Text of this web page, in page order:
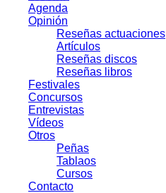
Agenda
Opinión
Reseñas actuaciones
Artículos
Reseñas discos
Reseñas libros
Festivales
Concursos
Entrevistas
Vídeos
Otros
Peñas
Tablaos
Cursos
Contacto